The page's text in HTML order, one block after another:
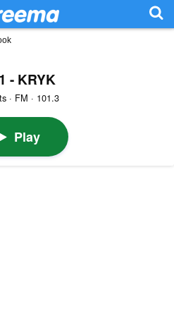
- KRYK
· FM · 101.3
Play